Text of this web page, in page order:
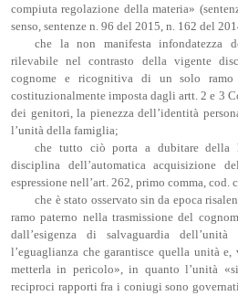
compiuta regolazione della materia»
senso, sentenze n. 96 del 2015, n. 162 del
che la non manifesta infondatezza
rilevabile nel contrasto della vigente
cognome e ricognitiva di un solo ramo
costituzionalmente imposta dagli artt. 2 e 3
dei genitori, la pienezza dell’identità
l’unità della famiglia;
che tutto ciò porta a dubitare della
disciplina dell’automatica acquisizione
espressione nell’art. 262, primo comma, cod.
che è stato osservato sin da epoca
ramo paterno nella trasmissione del
dall’esigenza di salvaguardia
l’eguaglianza che garantisce quella unità
metterla in pericolo», in quanto l’unità
reciproci rapporti fra i coniugi sono